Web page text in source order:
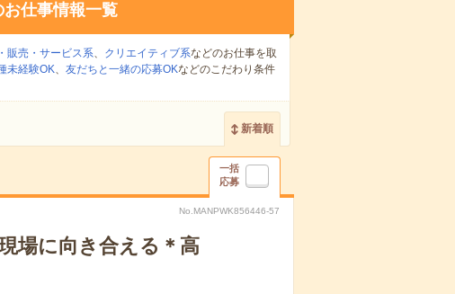
お仕事情報一覧
販売・サービス系、 クリエイティブ系などのお仕事を取
未経験OK、 友だちと一緒の応募OKなどのこだわり条件
新着順
一括
応募
No.MANPWK856446-57
場に向き合える＊高